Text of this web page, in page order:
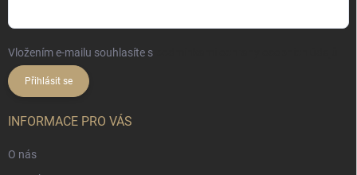
Vložením e-mailu souhlasíte s
Přihlásit se
INFORMACE PRO VÁS
O nás